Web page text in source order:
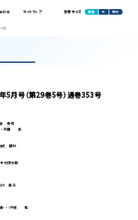
わせ サイトマップ 文字サイズ 標準 大 特大
号
5月号（第29巻5号）通巻353号
原 泰作
・・前田 武
崎 勝利
木村京太郎
北川 鉄夫
議・・・戸塚 和